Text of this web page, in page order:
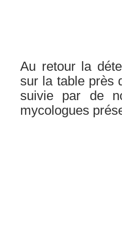
Au retour la
sur la table près
suivie par de
mycologues